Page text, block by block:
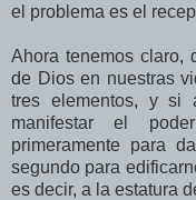
el problema es el
Ahora tenemos claro,
de Dios en nuestras
tres elementos, y si
manifestar el
primeramente para
segundo para
es decir, a la estatura